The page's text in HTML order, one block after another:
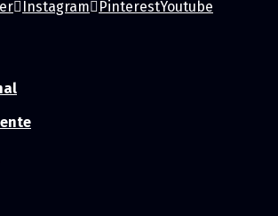
Instagram PinterestYoutube